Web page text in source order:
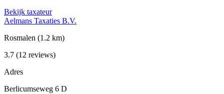
Bekijk taxateur
Aelmans Taxaties B.V.
Rosmalen (1.2 km)
3.7 (12 reviews)
Adres
Berlicumseweg 6 D